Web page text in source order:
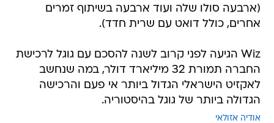
(ארבעה סולו שלה ועוד ארבעה בשיתוף זמרים
אחרים, כולל דואט עם שרית חדד).
Wiz הגיעה לפני קרוב לשנה להסכם עם גוגל לרכישת
החברה תמורת 32 מיליארד דולר, במה שנחשב
לאקזיט הישראלי הגדול ביותר אי פעם והרכישה
הגדולה ביותר של גוגל בהיסטוריה.
אודיה אזולאי